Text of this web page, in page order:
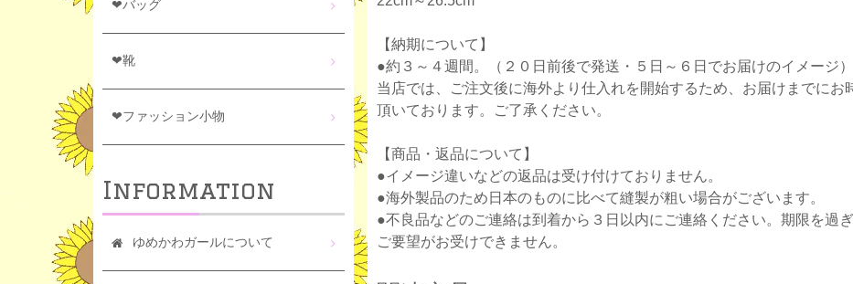
【納期について】
●約３～４週間。（２０日前後で発送・５日～６日でお届けのイメージ）
当店では、ご注文後に海外より仕入れを開始するため、お届けまでにお
頂いております。ご了承ください。
【商品・返品について】
●イメージ違いなどの返品は受け付けておりません。
●海外製品のため日本のものに比べて縫製が粗い場合がございます。
●不良品などのご連絡は到着から３日以内にご連絡ください。期限を過
ご要望がお受けできません。
❤バッグ
❤靴
❤ファッション小物
Information
ゆめかわガールについて